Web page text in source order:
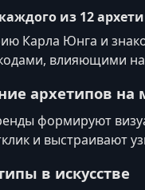
из 12
Карла Юнга и
влияющими на
архетипов на
формируют
и выстраивают
в искусстве